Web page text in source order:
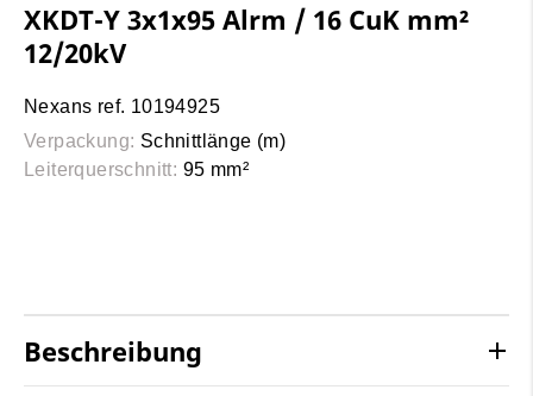
XKDT-Y 3x1x95 Alrm / 16 CuK mm²
12/20kV
Nexans ref. 10194925
Verpackung: Schnittlänge (m)
Leiterquerschnitt: 95 mm²
Beschreibung